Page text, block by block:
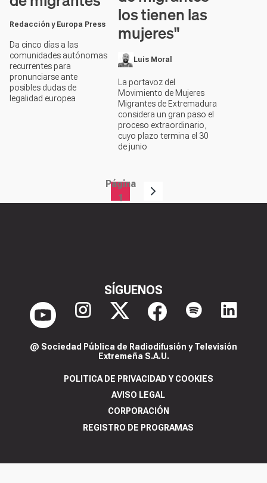
Redacción y Europa Press
Da cinco días a las
comunidades autónomas
recurrentes para
pronunciarse ante
posibles dudas de
legalidad europea
los tienen las
mujeres"
Luis Moral
La portavoz del
Movimiento de Mujeres
Migrantes de Extremadura
considera un gran paso el
proceso extraordinario,
cuyo plazo termina el 30
de junio
Página
1
SÍGUENOS
@ Sociedad Pública de Radiodifusión y Televisión
Extremeña S.A.U.
POLITICA DE PRIVACIDAD Y COOKIES
AVISO LEGAL
CORPORACIÓN
REGISTRO DE PROGRAMAS